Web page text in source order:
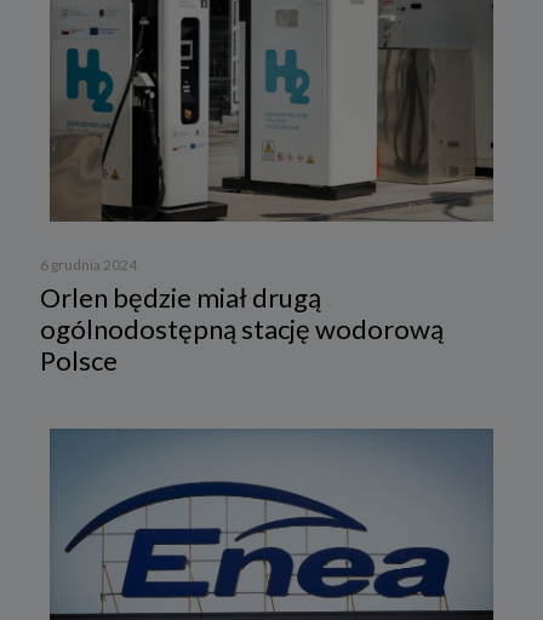
6 grudnia 2024
Orlen będzie miał drugą
ogólnodostępną stację wodorową
Polsce